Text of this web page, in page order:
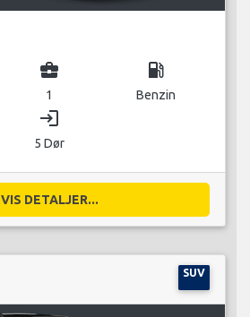
business_center
1
local_gas_station
Benzin
login
5 Dør
VIS DETALJER...
SUV